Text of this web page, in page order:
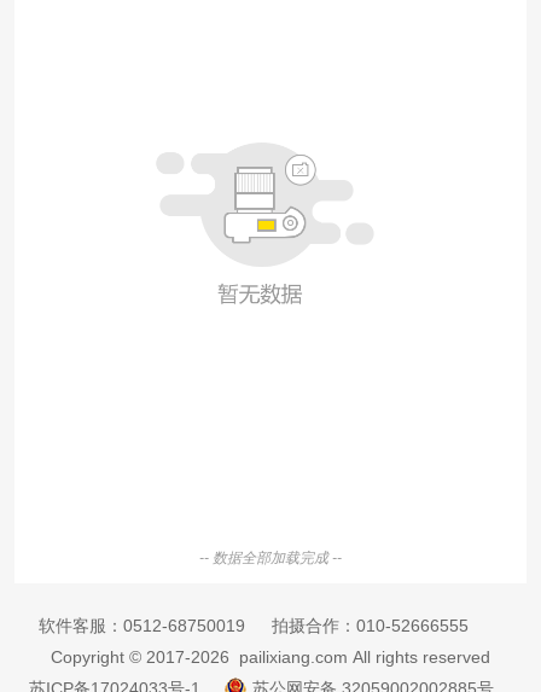
-- 数据全部加载完成 --
软件客服： 0512-68750019 拍摄合作： 010-52666555
Copyright © 2017-2026 pailixiang.com All rights reserved
苏ICP备17024033号-1
苏公网安备 32059002002885号